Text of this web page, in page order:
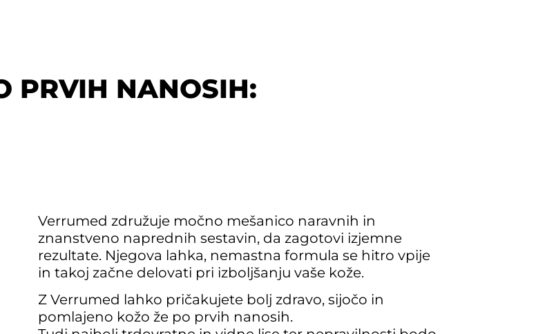
PRVIH NANOSIH:
Verrumed združuje močno mešanico naravnih in
znanstveno naprednih sestavin, da zagotovi izjemne
rezultate. Njegova lahka, nemastna formula se hitro vpije
in takoj začne delovati pri izboljšanju vaše kože.
Z Verrumed lahko pričakujete bolj zdravo, sijočo in
pomlajeno kožo že po prvih nanosih.